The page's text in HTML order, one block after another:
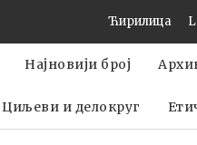
Ћирилица
Најновији број
Циљеви и делокруг